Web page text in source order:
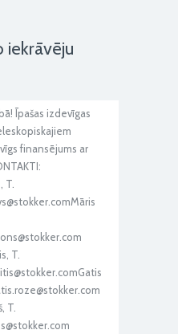
iekrāvēju
Īpašas izdevīgas
finansējums ar
T.
T.
T.